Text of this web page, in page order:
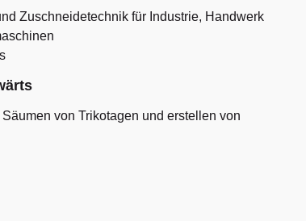
Zuschneidetechnik für Industrie, Handwerk
von Trikotagen und erstellen von